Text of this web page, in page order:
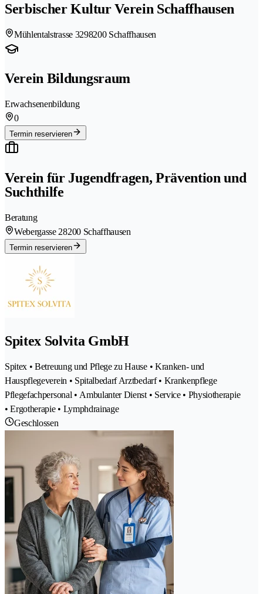
Serbischer Kultur Verein Schaffhausen
Mühlentalstrasse 3298200 Schaffhausen
Verein Bildungsraum
Erwachsenenbildung
0
Termin reservieren
Verein für Jugendfragen, Prävention und
Suchthilfe
Beratung
Webergasse 28200 Schaffhausen
Termin reservieren
Spitex Solvita GmbH
Spitex • Betreuung und Pflege zu Hause • Kranken- und
Hauspflegeverein • Spitalbedarf Arztbedarf • Krankenpflege
Pflegefachpersonal • Ambulanter Dienst • Service • Physiotherapie
• Ergotherapie • Lymphdrainage
Geschlossen